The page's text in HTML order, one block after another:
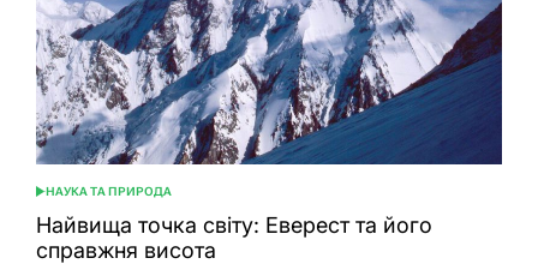
ОПУБЛІКУВАТИ
У
НАУКА ТА ПРИРОДА
Найвища точка світу: Еверест та його
справжня висота